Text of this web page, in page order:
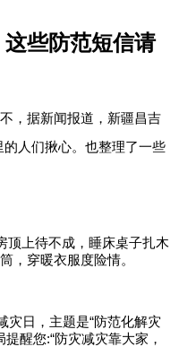
些防范短信请
，据新闻报道，新疆昌吉
人们揪心。也整理了一些
顶上待不成，睡床桌子扎木
，穿暖衣服度险情。
灾日，主题是“防范化解灾
醒您:“防灾减灾靠大家，